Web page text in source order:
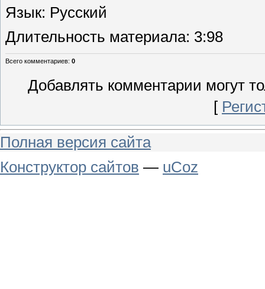
Язык: Русский
Длительность материала: 3:98
Всего комментариев: 0
Добавлять комментарии могут
[
Полная версия сайта
Конструктор сайтов — uCoz